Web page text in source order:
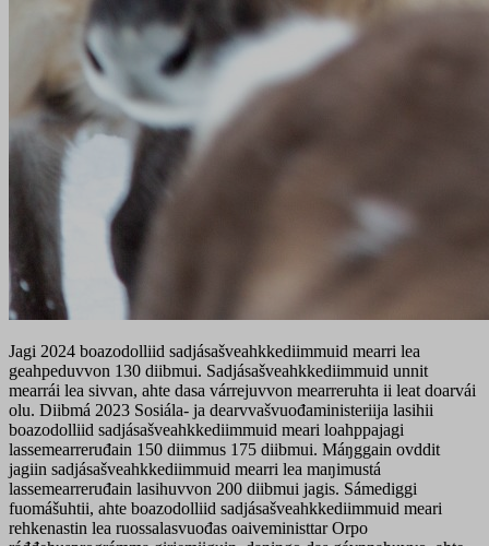
Jagi 2024 boazodolliid sadjásašveahkkediimmuid mearri lea
geahpeduvvon 130 diibmui. Sadjásašveahkkediimmuid unnit
mearrái lea sivvan, ahte dasa várrejuvvon mearreruhta ii leat doarvái
olu. Diibmá 2023 Sosiála- ja dearvvašvuođaministeriija lasihii
boazodolliid sadjásašveahkkediimmuid meari loahppajagi
lassemearreruđain 150 diimmus 175 diibmui. Máŋggain ovddit
jagiin sadjásašveahkkediimmuid mearri lea maŋimustá
lassemearreruđain lasihuvvon 200 diibmui jagis. Sámediggi
fuomášuhtii, ahte boazodolliid sadjásašveahkkediimmuid meari
rehkenastin lea ruossalasvuođas oaiveministtar Orpo